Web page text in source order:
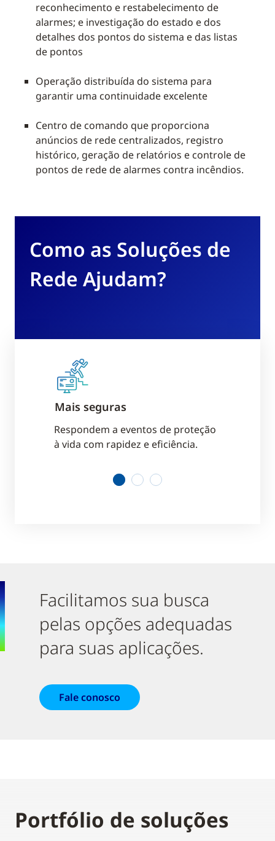
reconhecimento e restabelecimento de
alarmes; e investigação do estado e dos
detalhes dos pontos do sistema e das listas
de pontos
Operação distribuída do sistema para
garantir uma continuidade excelente
Centro de comando que proporciona
anúncios de rede centralizados, registro
histórico, geração de relatórios e controle de
pontos de rede de alarmes contra incêndios.
Como as Soluções de
Rede Ajudam?
Mais seguras
Respondem a eventos de proteção
à vida com rapidez e eficiência.
Facilitamos sua busca
pelas opções adequadas
para suas aplicações.
Fale conosco
Portfólio de soluções